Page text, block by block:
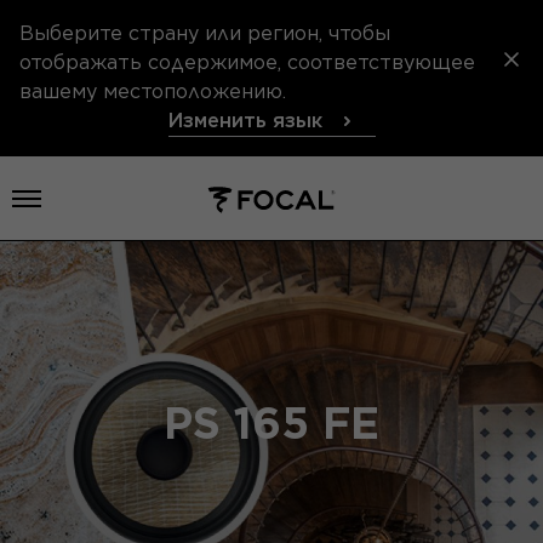
Выберите страну или регион, чтобы
отображать содержимое, соответствующее
вашему местоположению.
Изменить язык
Открыть меню
PS 165 FE